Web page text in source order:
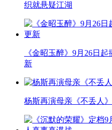
织就悬疑江湖
《金昭玉醉》9月26日
新
杨斯再演母亲《不丢人